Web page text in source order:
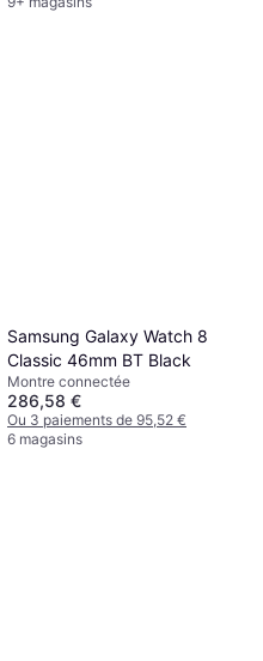
Samsung Galaxy Watch 8
Classic 46mm BT Black
Montre connectée
286,58 €
Ou 3 paiements de 95,52 €
6 magasins